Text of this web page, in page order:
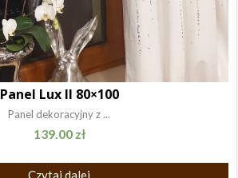
Panel Lux II 80×100
Panel dekoracyjny z ...
139.00 zł
Czytaj dalej